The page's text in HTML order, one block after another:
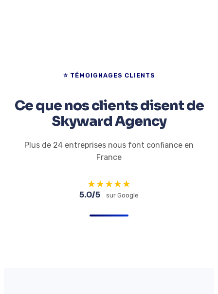
⭐ TÉMOIGNAGES CLIENTS
Ce que nos clients disent de
Skyward Agency
Plus de 24 entreprises nous font confiance en
France
★★★★★
5.0/5 sur Google